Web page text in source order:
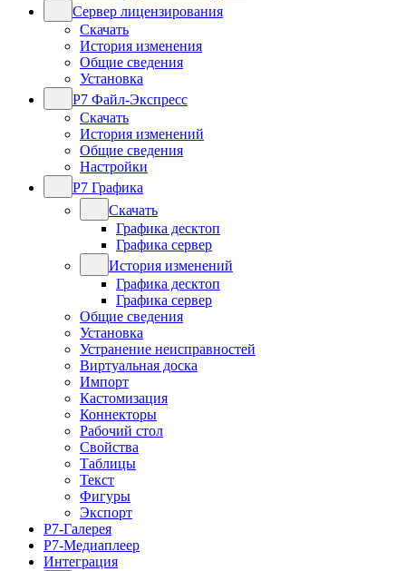
Сервер лицензирования
Скачать
История изменения
Общие сведения
Установка
Р7 Файл-Экспресс
Скачать
История изменений
Общие сведения
Настройки
Р7 Графика
Скачать
Графика десктоп
Графика сервер
История изменений
Графика десктоп
Графика сервер
Общие сведения
Установка
Устранение неисправностей
Виртуальная доска
Импорт
Кастомизация
Коннекторы
Рабочий стол
Свойства
Таблицы
Текст
Фигуры
Экспорт
Р7-Галерея
Р7-Медиаплеер
Интеграция